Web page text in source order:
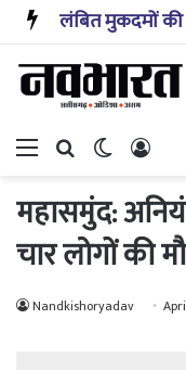
Menu Search forSwitch skin
महासमुंद:
चार लोगों की
Nandkishoryadav